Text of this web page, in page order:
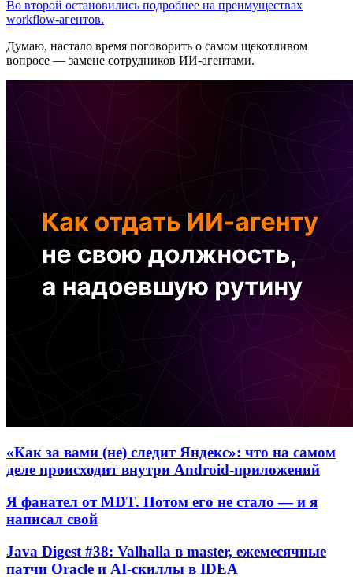
Во второй остановились подробнее на преимуществах
workflow-агентов.
Думаю, настало время поговорить о самом щекотливом
вопросе — замене сотрудников ИИ-агентами.
«Как за вами (не) следит Яндекс»: что на самом
деле происходит внутри Android-приложений
Я фанател от MDT. Потом его не стало — и я
написал свой
Java Digest #38: Valhalla в master, ежемесячные
патчи Oracle и AI-скиллы в IDEA